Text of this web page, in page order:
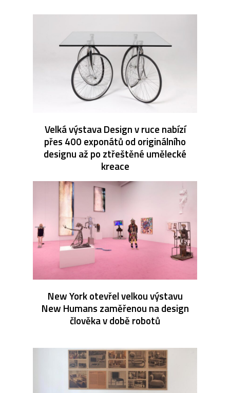
Velká výstava Design v ruce nabízí
přes 400 exponátů od originálního
designu až po ztřeštěné umělecké
kreace
New York otevřel velkou výstavu
New Humans zaměřenou na design
člověka v době robotů